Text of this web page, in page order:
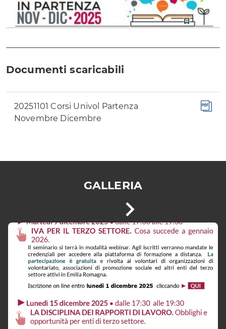
Documenti scaricabili
20251101 Corsi Univol Partenza
Novembre Dicembre
GALLERIA
Vai
alla
successiva
possibile
navigare
le
utilizzando
i
tasti